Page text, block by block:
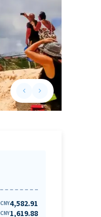
keyboard_arrow_leftPrevious slide
keyboard_arrow_rightNext slide
CNY4,582.91
CNY1,619.88